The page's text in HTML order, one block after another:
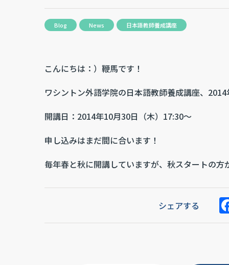
Blog News 日本語教師養成講座
こんにちは：）鞭馬です！
ワシントン外語学院の日本語教師養成講座、
開講日：2014年10月30日（木）17:30～
申し込みはまだ間に合います！
毎年春と秋に開講していますが、秋スタートの方
シェアする